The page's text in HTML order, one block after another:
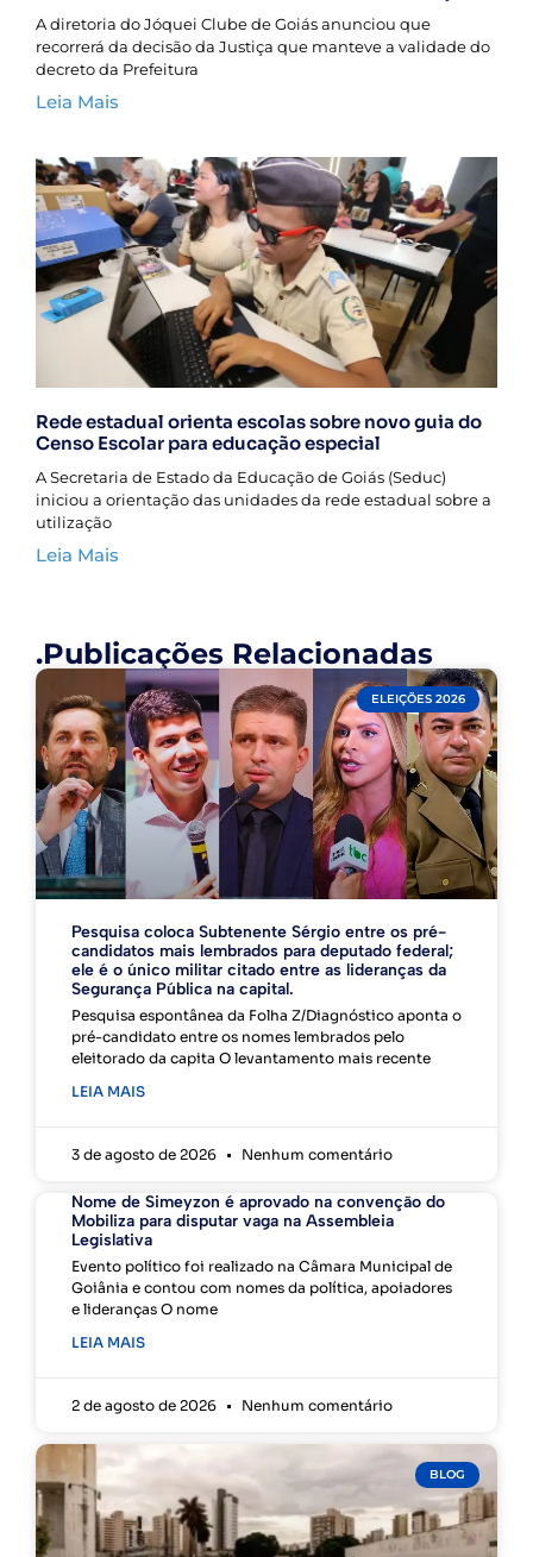
A diretoria do Jóquei Clube de Goiás anunciou que
recorrerá da decisão da Justiça que manteve a validade do
decreto da Prefeitura
Leia Mais
Rede estadual orienta escolas sobre novo guia do
Censo Escolar para educação especial
A Secretaria de Estado da Educação de Goiás (Seduc)
iniciou a orientação das unidades da rede estadual sobre a
utilização
Leia Mais
.Publicações Relacionadas
ELEIÇÕES 2026
Pesquisa coloca Subtenente Sérgio entre os pré-
candidatos mais lembrados para deputado federal;
ele é o único militar citado entre as lideranças da
Segurança Pública na capital.
Pesquisa espontânea da Folha Z/Diagnóstico aponta o
pré-candidato entre os nomes lembrados pelo
eleitorado da capita O levantamento mais recente
LEIA MAIS
3 de agosto de 2026 Nenhum comentário
Nome de Simeyzon é aprovado na convenção do
Mobiliza para disputar vaga na Assembleia
Legislativa
Evento político foi realizado na Câmara Municipal de
Goiânia e contou com nomes da política, apoiadores
e lideranças O nome
LEIA MAIS
2 de agosto de 2026 Nenhum comentário
BLOG